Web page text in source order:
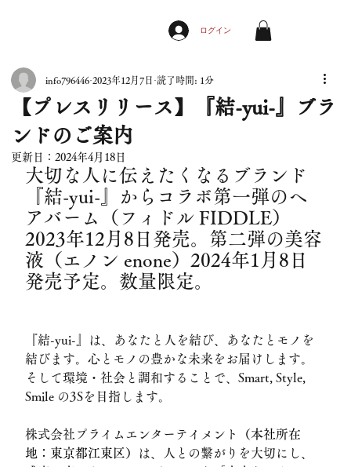
ログイン
【プレスリリース】『結-yui-』ブラ
ンドのご案内
info796446 2023年12月7日 読了時間: 1分
更新日： 2024年4月18日
大切な人に伝えたくなるブランド
『結-yui-』からコラボ第一弾のヘ
アバーム（フィドル FIDDLE）
2023年12月8日発売。第二弾の美容
液（エノン enone）2024年1月8日
発売予定。数量限定。
『結-yui-』は、あなたと人を結び、あなたとモノを
結びます。心とモノの豊かな未来をお届けします。
そして環境・社会と調和することで、Smart, Style,
Smile の3Sを目指します。
株式会社プライムエンターテイメント
（本社所在
地：東京都江東区）
は、人との繋がりを大切にし、